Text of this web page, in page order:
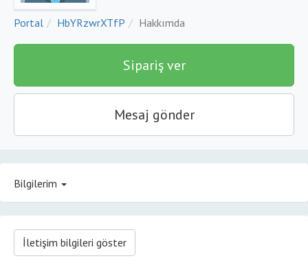
Portal HbYRzwrXTfP Hakkımda
Sipariş ver
Mesaj gönder
Bilgilerim
İletişim bilgileri göster